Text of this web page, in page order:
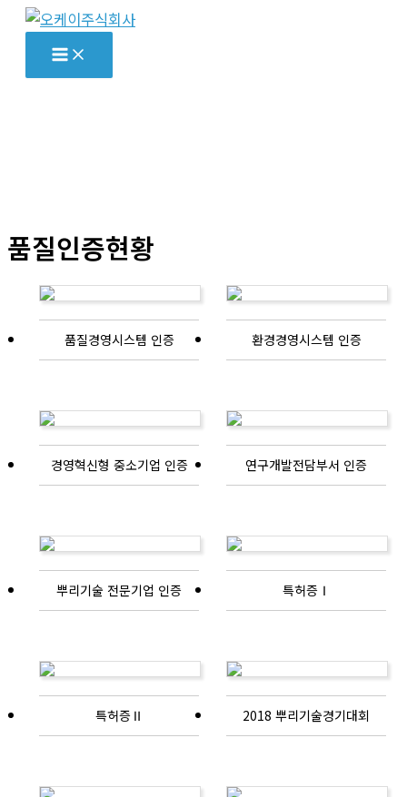
품질인증현황
품질경영시스템 인증 환경경영시스템 인증
경영혁신형 중소기업 인증 연구개발전담부서 인증
뿌리기술 전문기업 인증 특허증Ⅰ
특허증Ⅱ 2018 뿌리기술경기대회